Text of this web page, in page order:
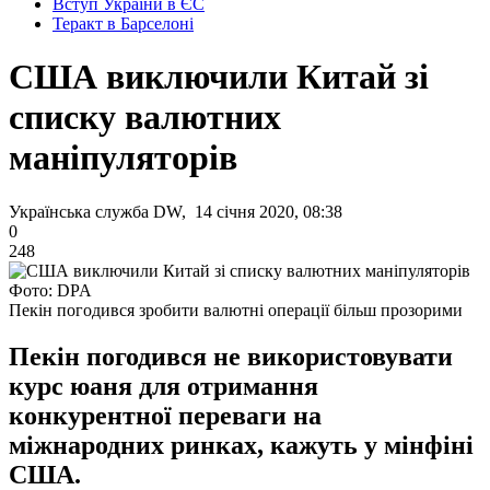
Вступ України в ЄС
Теракт в Барселоні
США виключили Китай зі
списку валютних
маніпуляторів
Українська служба DW, 14 січня 2020, 08:38
0
248
Фото: DPA
Пекін погодився зробити валютні операції більш прозорими
Пекін погодився не використовувати
курс юаня для отримання
конкурентної переваги на
міжнародних ринках, кажуть у мінфіні
США.